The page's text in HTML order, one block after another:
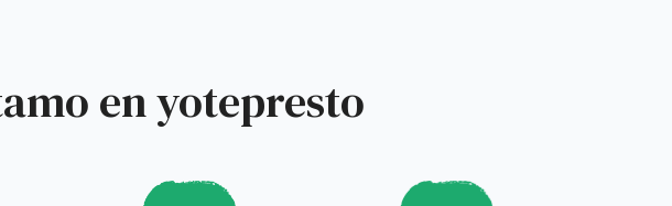
en yotepresto